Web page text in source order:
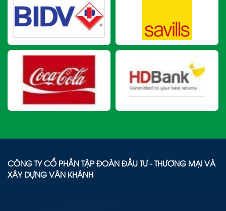
CÔNG TY CỔ PHẦN TẬP ĐOÀN ĐẦU TƯ - THƯƠNG MẠI VÀ
XÂY DỰNG VÂN KHÁNH